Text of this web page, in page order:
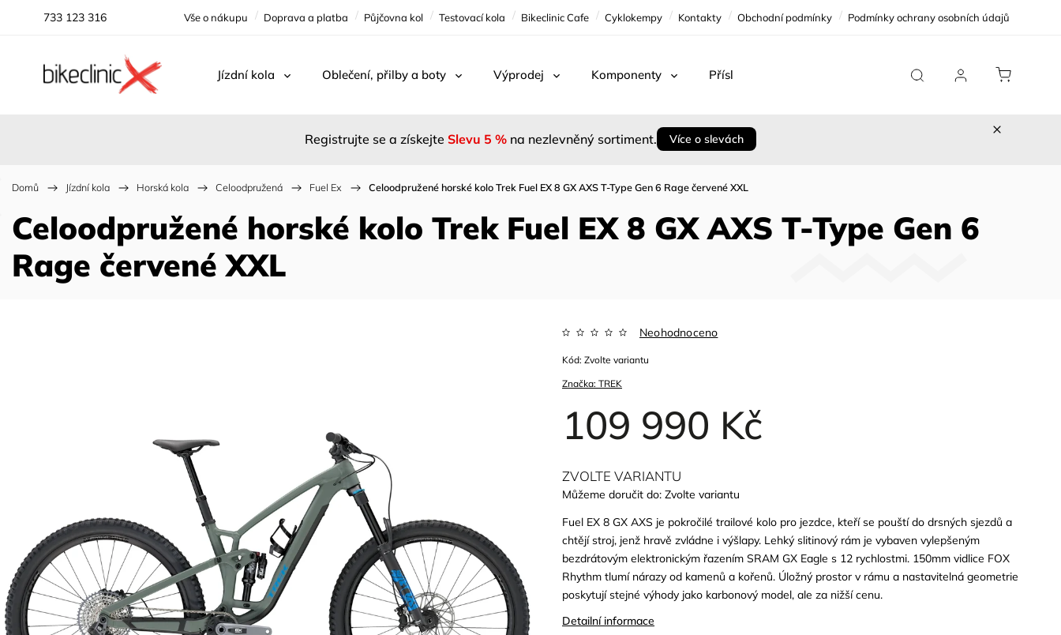
733 123 316 Vše o nákupu Doprava a platba Půjčovna kol Testovací kola Bikeclinic Cafe Cyklokempy Kontakty Obchodní podmínky Podmínky ochrany osobních údajů
Jízdní kola Oblečení, přilby a boty Výprodej Komponenty Příslušenství Cykloservis
Registrujte se a získejte Slevu 5 % na nezlevněný sortiment. Více o slevách
Domů / Jízdní kola / Horská kola / Celoodpružená / Fuel Ex / Celoodpružené horské kolo Trek Fuel EX 8 GX AXS T-Type Gen 6 Rage červené XXL
Celoodpružené horské kolo Trek Fuel EX 8 GX AXS T-Type Gen 6
Rage červené XXL
Značka:TREK
Neohodnoceno
109 990 Kč
Kód: Zvolte variantu
Fuel EX 8 GX AXS je pokročilé trailové kolo pro jezdce, kteří se pouští do drsných sjezdů a
chtějí stroj, jenž hravě zvládne i výšlapy. Lehký slitinový rám je vybaven vylepšeným
bezdrátovým elektronickým řazením SRAM GX Eagle s 12 rychlostmi. 150mm vidlice FOX
Rhythm tlumí nárazy od kamenů a kořenů. Úložný prostor v rámu a nastavitelná geometrie
poskytují stejné výhody jako karbonový model, ale za nižší cenu.
Detailní informace
ZVOLTE VARIANTU
Můžeme doručit do: Zvolte variantu